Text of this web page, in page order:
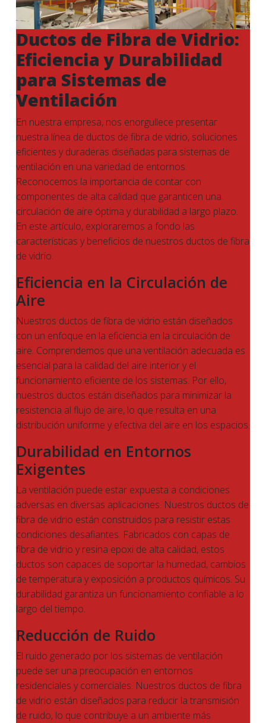
Ductos de Fibra de Vidrio:
Eficiencia y Durabilidad
para Sistemas de
Ventilación
En nuestra empresa, nos enorgullece presentar
nuestra línea de ductos de fibra de vidrio, soluciones
eficientes y duraderas diseñadas para sistemas de
ventilación en una variedad de entornos.
Reconocemos la importancia de contar con
componentes de alta calidad que garanticen una
circulación de aire óptima y durabilidad a largo plazo.
En este artículo, exploraremos a fondo las
características y beneficios de nuestros ductos de fibra
de vidrio.
Eficiencia en la Circulación de
Aire
Nuestros ductos de fibra de vidrio están diseñados
con un enfoque en la eficiencia en la circulación de
aire. Comprendemos que una ventilación adecuada es
esencial para la calidad del aire interior y el
funcionamiento eficiente de los sistemas. Por ello,
nuestros ductos están diseñados para minimizar la
resistencia al flujo de aire, lo que resulta en una
distribución uniforme y efectiva del aire en los espacios.
Durabilidad en Entornos
Exigentes
La ventilación puede estar expuesta a condiciones
adversas en diversas aplicaciones. Nuestros ductos de
fibra de vidrio están construidos para resistir estas
condiciones desafiantes. Fabricados con capas de
fibra de vidrio y resina epoxi de alta calidad, estos
ductos son capaces de soportar la humedad, cambios
de temperatura y exposición a productos químicos. Su
durabilidad garantiza un funcionamiento confiable a lo
largo del tiempo.
Reducción de Ruido
El ruido generado por los sistemas de ventilación
puede ser una preocupación en entornos
residenciales y comerciales. Nuestros ductos de fibra
de vidrio están diseñados para reducir la transmisión
de ruido, lo que contribuye a un ambiente más